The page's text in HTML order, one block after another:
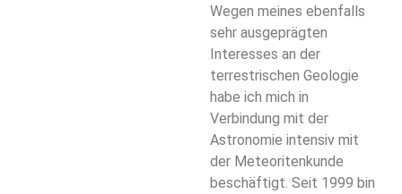
Wegen meines ebenfalls
sehr ausgeprägten
Interesses an der
terrestrischen Geologie
habe ich mich in
Verbindung mit der
Astronomie intensiv mit
der Meteoritenkunde
beschäftigt. Seit 1999 bin